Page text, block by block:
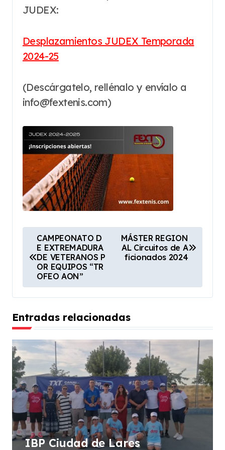
JUDEX:
Desplazamientos JUDEX Temporada
2024-25
(Descárgatelo, rellénalo y envíalo a
info@fextenis.com)
e
g
a
c
i
ó
n
d
e
e
CAMPEONATO D
E EXTREMADURA
DE VETERANOS P
OR EQUIPOS “TR
OFEO AON”
MÁSTER REGION
AL Circuitos de A
ficionados 2024
Entradas relacionadas
IBP Ciudad de Lares